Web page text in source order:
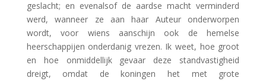
geslacht; en evenalsof de aardse macht verminderd
werd, wanneer ze aan haar Auteur onderworpen
wordt, voor wiens aanschijn ook de hemelse
heerschappijen onderdanig vrezen. Ik weet, hoe groot
en hoe onmiddellijk gevaar deze standvastigheid
dreigt, omdat de koningen het met grote